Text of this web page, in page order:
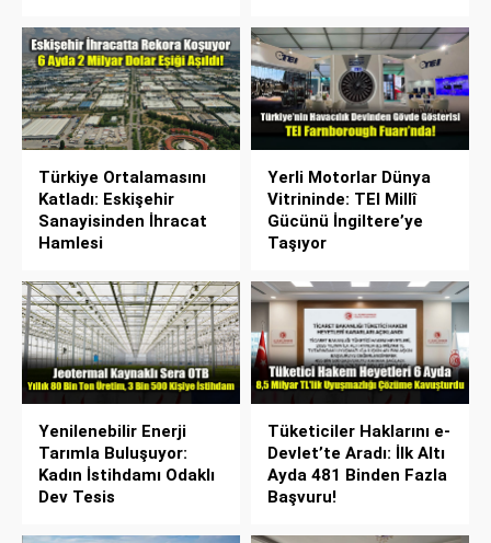
Türkiye Ortalamasını
Katladı: Eskişehir
Sanayisinden İhracat
Hamlesi
Yerli Motorlar Dünya
Vitrininde: TEI Millî
Gücünü İngiltere’ye
Taşıyor
Yenilenebilir Enerji
Tarımla Buluşuyor:
Kadın İstihdamı Odaklı
Dev Tesis
Tüketiciler Haklarını e-
Devlet’te Aradı: İlk Altı
Ayda 481 Binden Fazla
Başvuru!